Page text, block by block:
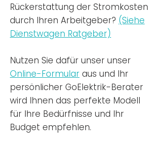
Rückerstattung der Stromkosten
durch Ihren Arbeitgeber? (Siehe
Dienstwagen Ratgeber)
Nutzen Sie dafür unser unser
Online-Formular aus und Ihr
persönlicher GoElektrik-Berater
wird Ihnen das perfekte Modell
für Ihre Bedürfnisse und Ihr
Budget empfehlen.